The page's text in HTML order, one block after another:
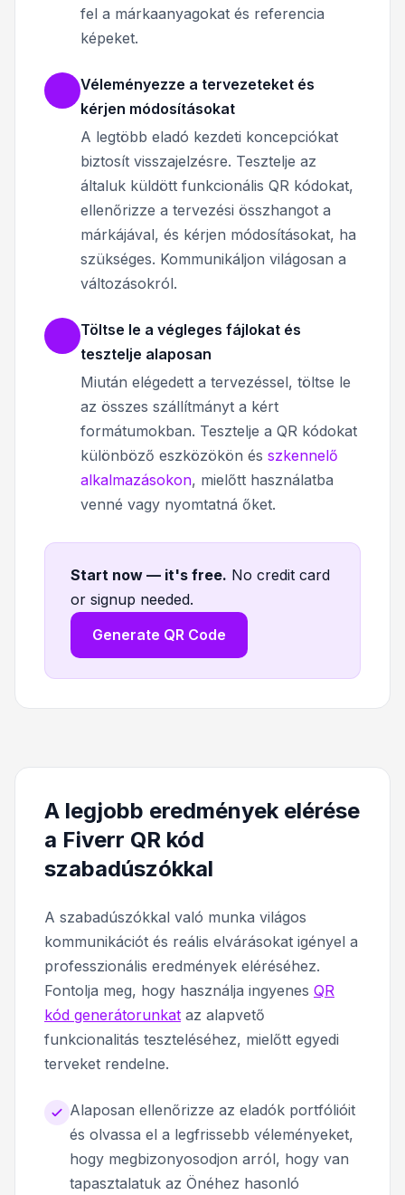
fel a márkaanyagokat és referencia
képeket.
Véleményezze a tervezeteket és
kérjen módosításokat
A legtöbb eladó kezdeti koncepciókat
biztosít visszajelzésre. Tesztelje az
általuk küldött funkcionális QR kódokat,
ellenőrizze a tervezési összhangot a
márkájával, és kérjen módosításokat, ha
szükséges. Kommunikáljon világosan a
változásokról.
Töltse le a végleges fájlokat és
tesztelje alaposan
Miután elégedett a tervezéssel, töltse le
az összes szállítmányt a kért
formátumokban. Tesztelje a QR kódokat
különböző eszközökön és szkennelő
alkalmazásokon, mielőtt használatba
venné vagy nyomtatná őket.
Start now — it's free. No credit card
or signup needed.
Generate QR Code
A legjobb eredmények elérése
a Fiverr QR kód
szabadúszókkal
A szabadúszókkal való munka világos
kommunikációt és reális elvárásokat igényel a
professzionális eredmények eléréséhez.
Fontolja meg, hogy használja ingyenes QR
kód generátorunkat az alapvető
funkcionalitás teszteléséhez, mielőtt egyedi
terveket rendelne.
Alaposan ellenőrizze az eladók portfólióit
és olvassa el a legfrissebb véleményeket,
hogy megbizonyosodjon arról, hogy van
tapasztalatuk az Önéhez hasonló